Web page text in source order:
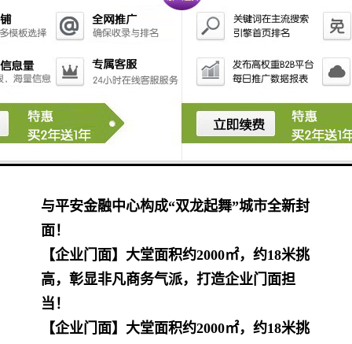
【 大百汇广场项目价值点】
【地理优势】项目地处于福田CBD核心地
段，周边涵盖6个地铁站7条地铁线，项目
B1层直接与地铁连通！
与平安金融中心构成“双龙起舞”城市全新封
面！
【企业门面】大堂面积约2000㎡，约18米挑
高，彰显非凡商务气派，打造企业门面担
当！
【企业门面】大堂面积约2000㎡，约18米挑